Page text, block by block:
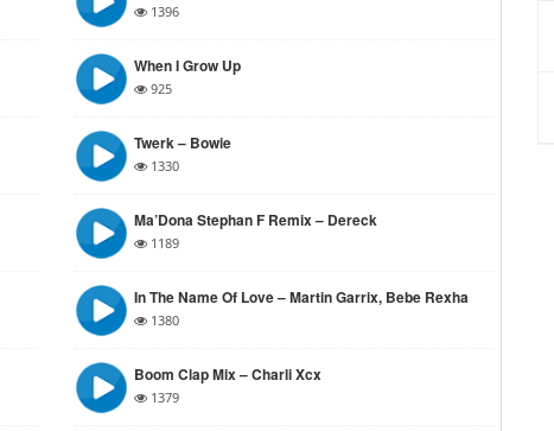
1396
When I Grow Up
925
Twerk – Bowie
1330
Ma’Dona Stephan F Remix – Dereck
1189
In The Name Of Love – Martin Garrix, Bebe Rexha
1380
Boom Clap Mix – Charli Xcx
1379